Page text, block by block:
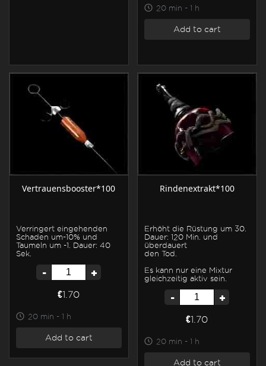
20 min - 1 h
Add to cart
Vertrauensbooster*100
Verringert eingehenden
Schaden um-10% und
Taumeln um -1. Dauer: 40
Sek.
- +
€1.70
20 min - 1 h
Add to cart
Rindenextrakt*100
Erhöht die Rüstung um 30.
Dauer: 120 Min. und
überdauert
den Tod.
Es kann nur eine Mixtur
gleichzeitig aktiv sein.
- +
€1.70
20 min - 1 h
Add to cart